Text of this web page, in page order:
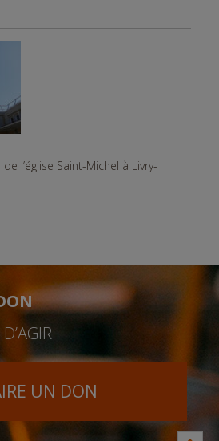
l’église Saint-Michel à Livry-
UN DON